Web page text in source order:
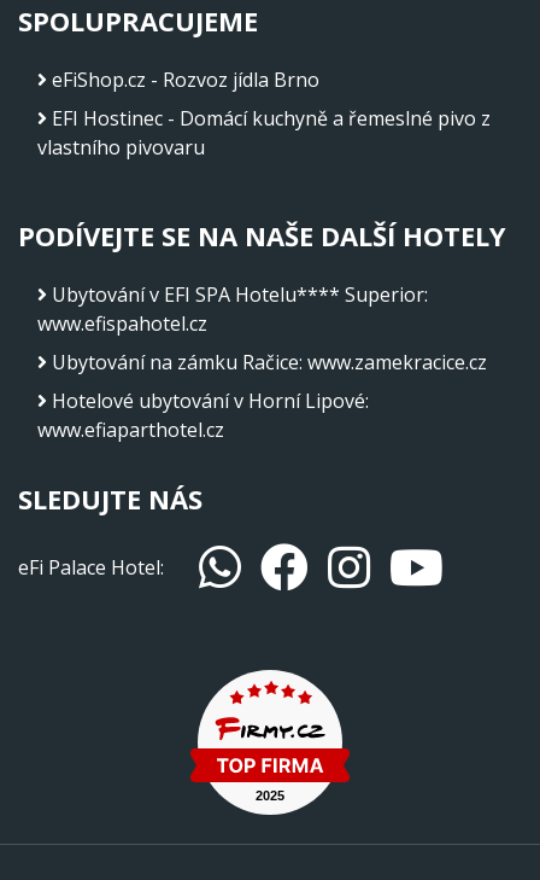
SPOLUPRACUJEME
eFiShop.cz - Rozvoz jídla Brno
EFI Hostinec - Domácí kuchyně a řemeslné pivo z
vlastního pivovaru
PODÍVEJTE SE NA NAŠE DALŠÍ HOTELY
Ubytování v EFI SPA Hotelu**** Superior:
www.efispahotel.cz
Ubytování na zámku Račice: www.zamekracice.cz
Hotelové ubytování v Horní Lipové:
www.efiaparthotel.cz
SLEDUJTE NÁS
eFi Palace Hotel: